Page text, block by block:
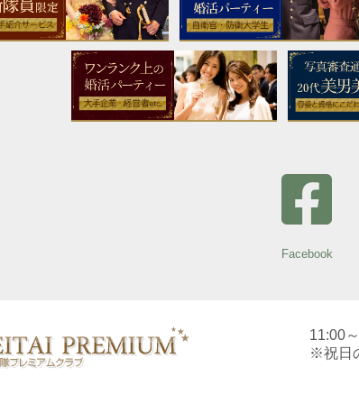
Facebook
11:00
※祝日